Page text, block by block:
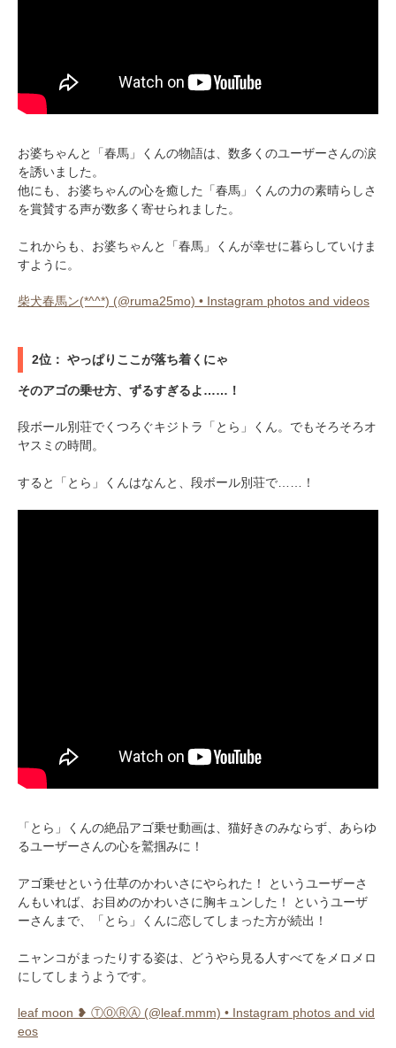
お婆ちゃんと「春馬」くんの物語は、数多くのユーザーさんの涙
を誘いました。
他にも、お婆ちゃんの心を癒した「春馬」くんの力の素晴らしさ
を賞賛する声が数多く寄せられました。
これからも、お婆ちゃんと「春馬」くんが幸せに暮らしていけま
すように。
柴犬春馬ン(*^^*) (@ruma25mo) • Instagram photos and videos
2位： やっぱりここが落ち着くにゃ
そのアゴの乗せ方、ずるすぎるよ……！
段ボール別荘でくつろぐキジトラ「とら」くん。でもそろそろオ
ヤスミの時間。
すると「とら」くんはなんと、段ボール別荘で……！
「とら」くんの絶品アゴ乗せ動画は、猫好きのみならず、あらゆ
るユーザーさんの心を鷲掴みに！
アゴ乗せという仕草のかわいさにやられた！ というユーザーさ
んもいれば、お目めのかわいさに胸キュンした！ というユーザ
ーさんまで、「とら」くんに恋してしまった方が続出！
ニャンコがまったりする姿は、どうやら見る人すべてをメロメロ
にしてしまうようです。
leaf moon ❥ ⓉⓄⓇⒶ (@leaf.mmm) • Instagram photos and vid
eos
いぬ部をフォロー
ねこ部をフォロー